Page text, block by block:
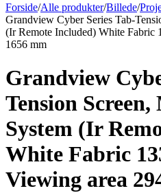
Forside/Alle produkter/Billede/
Grandview Cyber Series Tab-
(Ir Remote Included) White Fabric
1656 mm
Grandview
Tension
System (Ir
White Fabric
Viewing area